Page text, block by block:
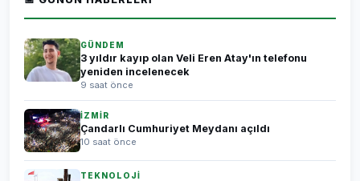
GÜNDEM
3 yıldır kayıp olan Veli Eren Atay'ın telefonu
yeniden incelenecek
9 saat önce
İZMİR
Çandarlı Cumhuriyet Meydanı açıldı
10 saat önce
TEKNOLOJİ